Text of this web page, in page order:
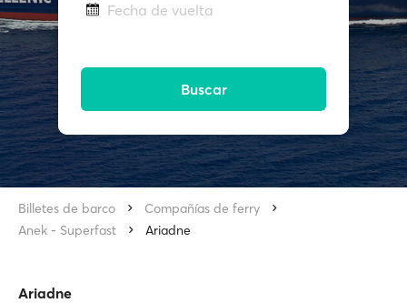
Fecha de vuelta
Buscar
Billetes de barco
Compañías de ferry
Anek - Superfast
Ariadne
Ariadne